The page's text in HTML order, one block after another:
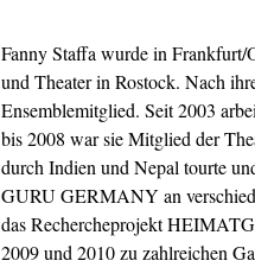
Fanny Staffa wurde in Frankfurt/
und Theater in Rostock. Nach
Ensemblemitglied. Seit 2003
bis 2008 war sie Mitglied der
durch Indien und Nepal tourte
GURU GERMANY an
das Rechercheprojekt
2009 und 2010 zu zahlreichen